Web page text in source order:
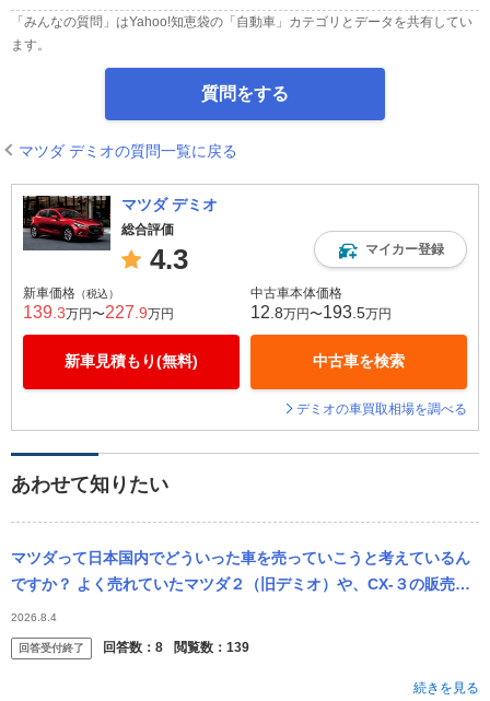
「みんなの質問」はYahoo!知恵袋の「自動車」カテゴリとデータを共有してい
ます。
質問をする
マツダ デミオの質問一覧に戻る
マツダ デミオ
総合評価
4.3 マイカー登録
新車価格 （税込）
139 .3万円〜227 .9万円
新車見積もり(無料)
中古車本体価格
12 .8万円〜193 .5万円
中古車を検索
デミオの車買取相場を調べる
あわせて知りたい
マツダって日本国内でどういった車を売っていこうと考えているん
ですか？ よく売れていたマツダ２（旧デミオ）や、CX-３の販売を
やめてしまったわけですが、 日本でよく売れるコンパクトカーと、
コンパク...
2026.8.4
回答受付終了 回答数： 8 閲覧数： 139
続きを見る